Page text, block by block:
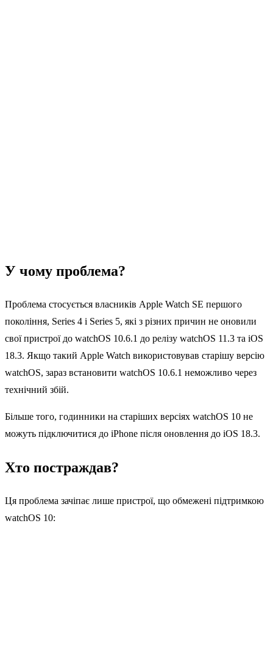
У чому проблема?
Проблема стосується власників Apple Watch SE першого
покоління, Series 4 і Series 5, які з різних причин не оновили
свої пристрої до watchOS 10.6.1 до релізу watchOS 11.3 та iOS
18.3. Якщо такий Apple Watch використовував старішу версію
watchOS, зараз встановити watchOS 10.6.1 неможливо через
технічний збій.
Більше того, годинники на старіших версіях watchOS 10 не
можуть підключитися до iPhone після оновлення до iOS 18.3.
Хто постраждав?
Ця проблема зачіпає лише пристрої, що обмежені підтримкою
watchOS 10: